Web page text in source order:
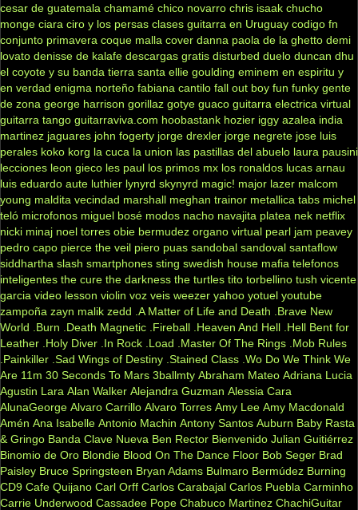
cesar de guatemala chamamé chico novarro chris isaak chucho
monge ciara ciro y los persas clases guitarra en Uruguay codigo fn
conjunto primavera coque malla cover danna paola de la ghetto demi
lovato denisse de kalafe descargas gratis disturbed duelo duncan dhu
el coyote y su banda tierra santa ellie goulding eminem en espiritu y
en verdad enigma norteño fabiana cantilo fall out boy fun funky gente
de zona george harrison gorillaz gotye guaco guitarra electrica virtual
guitarra tango guitarraviva.com hoobastank hozier iggy azalea india
martinez jaguares john fogerty jorge drexler jorge negrete jose luis
perales koko korg la cuca la union las pastillas del abuelo laura pausini
lecciones leon gieco les paul los primos mx los ronaldos lucas arnau
luis eduardo aute luthier lynyrd skynyrd magic! major lazer malcom
young maldita vecindad marshall meghan trainor metallica tabs michel
teló microfonos miguel bosé modos nacho navajita platea nek netflix
nicki minaj noel torres obie bermudez organo virtual pearl jam peavey
pedro capo pierce the veil piero puas sandobal sandoval santaflow
siddhartha slash smartphones sting swedish house mafia telefonos
inteligentes the cure the darkness the turtles tito torbellino tush vicente
garcia video lesson violin voz veis weezer yahoo yotuel youtube
zampoña zayn malik zedd .A Matter of Life and Death
.Brave New
World
.Burn .Death Magnetic .Fireball .Heaven And Hell .Hell Bent for
Leather .Holy Diver .In Rock .Load .Master Of The Rings .Mob Rules
.Painkiller .Sad Wings of Destiny .Stained Class .Wo Do We Think We
Are 11m 30 Seconds To Mars 3ballmty Abraham Mateo Adriana Lucia
Agustin Lara Alan Walker Alejandra Guzman Alessia Cara
AlunaGeorge Alvaro Carrillo Alvaro Torres Amy Lee Amy Macdonald
Amén Ana Isabelle Antonio Machin Antony Santos Auburn Baby Rasta
& Gringo Banda Clave Nueva Ben Rector Bienvenido Julian Guitiérrez
Binomio de Oro Blondie Blood On The Dance Floor Bob Seger Brad
Paisley Bruce Springsteen Bryan Adams Bulmaro Bermúdez Burning
CD9 Cafe Quijano Carl Orff Carlos Carabajal Carlos Puebla Carminho
Carrie Underwood Cassadee Pope Chabuco Martinez ChachiGuitar